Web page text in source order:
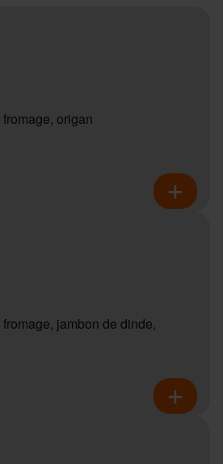
origan
jambon de dinde,